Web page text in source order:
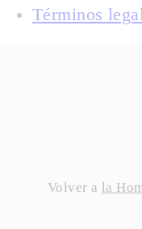
Términos
Volver a la